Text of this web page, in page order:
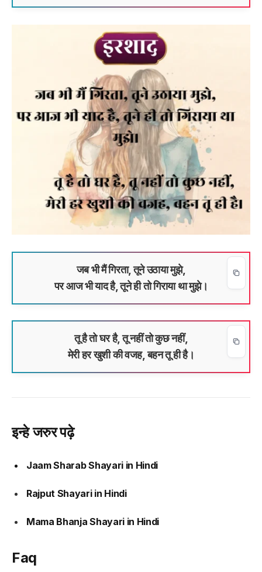
जब भी मैं गिरता, तूने उठाया मुझे,
पर आज भी याद है, तूने ही तो गिराया था मुझे।
तू है तो घर है, तू नहीं तो कुछ नहीं,
मेरी हर खुशी की वजह, बहन तू ही है।
इन्हे जरुर पढ़े
Jaam Sharab Shayari in Hindi
Rajput Shayari in Hindi
Mama Bhanja Shayari in Hindi
Faq